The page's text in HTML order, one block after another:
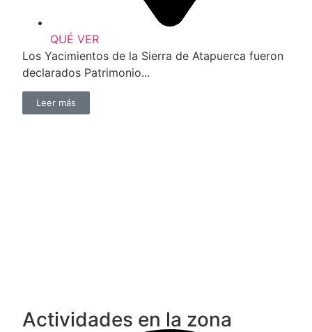
QUÉ VER
Los Yacimientos de la Sierra de Atapuerca fueron
declarados Patrimonio...
Leer más
Actividades en la zona